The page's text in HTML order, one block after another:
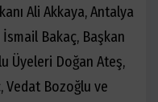
Ali Akkaya, Antalya
İsmail Bakaç, Başkan
Üyeleri Doğan Ateş,
Vedat Bozoğlu ve